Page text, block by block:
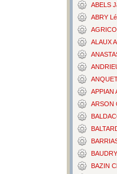
ABELS
ABRY
ALAUX
APPIAN
ARSON
BAZIN